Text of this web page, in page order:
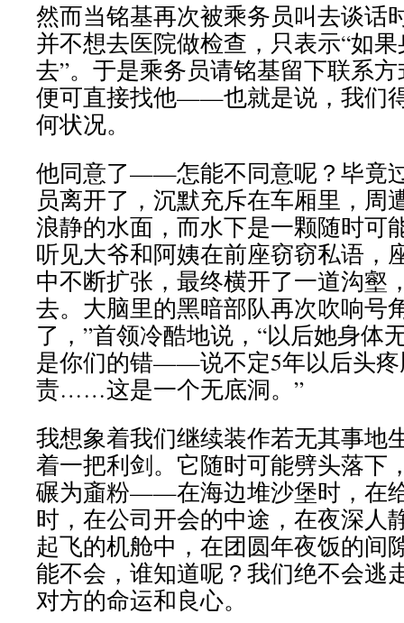
然而当铭基再次被乘务员叫去谈话
并不想去医院做检查，只表示“如
去”。于是乘务员请铭基留下联系
便可直接找他——也就是说，我们
何状况。
他同意了——怎能不同意呢？毕竟
员离开了，沉默充斥在车厢里，周
浪静的水面，而水下是一颗随时可
听见大爷和阿姨在前座窃窃私语，
中不断扩张，最终横开了一道沟壑
去。大脑里的黑暗部队再次吹响号
了，”首领冷酷地说，“以后她身体
是你们的错——说不定5年以后头疼
责……这是一个无底洞。”
我想象着我们继续装作若无其事地
着一把利剑。它随时可能劈头落下
碾为齑粉——在海边堆沙堡时，在
时，在公司开会的中途，在夜深人
起飞的机舱中，在团圆年夜饭的
能不会，谁知道呢？我们绝不会逃
对方的命运和良心。